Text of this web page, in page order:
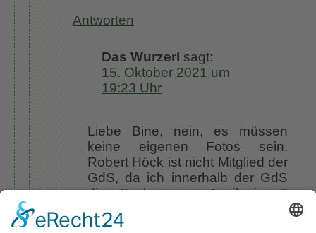
Antworten
Das Wurzerl sagt:
15. Oktober 2021 um
19:23 Uhr
Liebe Bine, nein, es müssen
keine eigenen Fotos sein.
Robert Höck ist nicht Mitglied der
GdS, da ich innerhalb der GdS
die Fachgruppe Aquilegia &
Thalictrum leite, sollte ich das
auch eigentlich wissen.